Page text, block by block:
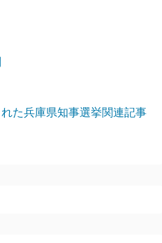
た兵庫県知事選挙関連記事